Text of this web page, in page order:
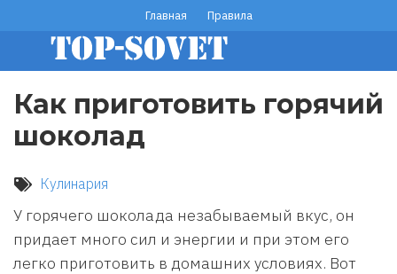
основному
содержанию
footer
menu
Главная Правила
Как приготовить горячий
шоколад
Кулинария
У горячего шоколада незабываемый вкус, он
придает много сил и энергии и при этом его
легко приготовить в домашних условиях. Вот